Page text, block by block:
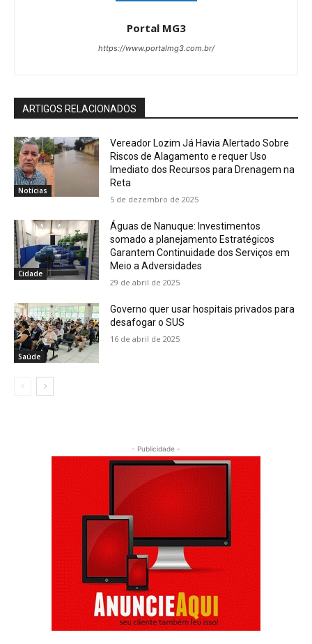
Portal MG3
https://www.portalmg3.com.br/
ARTIGOS RELACIONADOS
Notícias
Vereador Lozim Já Havia Alertado Sobre
Riscos de Alagamento e requer Uso
Imediato dos Recursos para Drenagem na
Reta
5 de dezembro de 2025
Cidade
Águas de Nanuque: Investimentos
somado a planejamento Estratégicos
Garantem Continuidade dos Serviços em
Meio a Adversidades
29 de abril de 2025
Saúde
Governo quer usar hospitais privados para
desafogar o SUS
16 de abril de 2025
- Publicidade -